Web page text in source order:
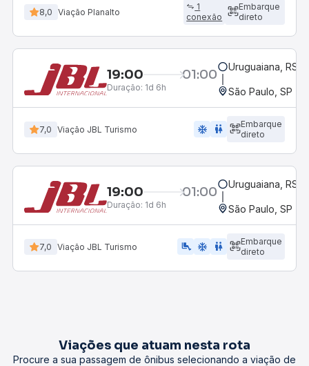
8,0 Viação Planalto
1
conexão
Embarque
direto
19:00 01:00
Duração: 1d 6h
Uruguaiana, RS -
São Paulo, SP -
7,0 Viação JBL Turismo ac_unit wc
Embarque
direto
19:00 01:00
Duração: 1d 6h
Uruguaiana, RS -
São Paulo, SP -
7,0 Viação JBL Turismo airline_seat_legroom_extra ac_unit wc
Embarque
direto
Viações que atuam nesta rota
Procure a sua passagem de ônibus selecionando a viação de